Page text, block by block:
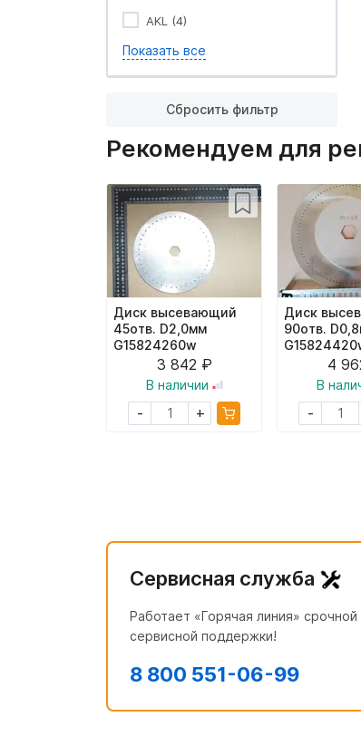
AKL (4)
Показать все
Сбросить фильтр
Рекомендуем для
Диск высевающий
45отв. D2,0мм
G15824260w
3 842 ₽
В наличии
- +
Диск
90отв.
4
В
-
Сервисная служба
Работает «Горячая линия» срочной
сервисной поддержки!
8 800 551-06-99